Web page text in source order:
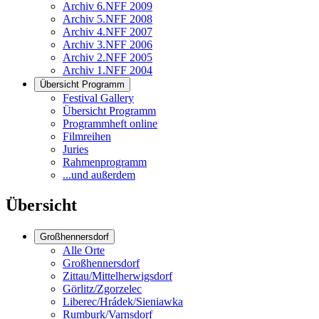
Archiv 6.NFF 2009
Archiv 5.NFF 2008
Archiv 4.NFF 2007
Archiv 3.NFF 2006
Archiv 2.NFF 2005
Archiv 1.NFF 2004
Übersicht Programm
Festival Gallery
Übersicht Programm
Programmheft online
Filmreihen
Juries
Rahmenprogramm
...und außerdem
Übersicht
Großhennersdorf
Alle Orte
Großhennersdorf
Zittau/Mittelherwigsdorf
Görlitz/Zgorzelec
Liberec/Hrádek/Sieniawka
Rumburk/Varnsdorf